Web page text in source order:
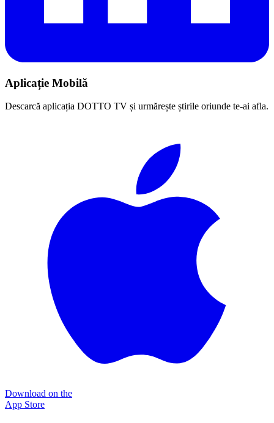
Aplicație Mobilă
Descarcă aplicația DOTTO TV și urmărește știrile oriunde te-ai afla.
Download on the
App Store